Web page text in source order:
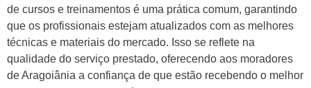
de cursos e treinamentos é uma prática comum, garantindo
que os profissionais estejam atualizados com as melhores
técnicas e materiais do mercado. Isso se reflete na
qualidade do serviço prestado, oferecendo aos moradores
de Aragoiânia a confiança de que estão recebendo o melhor